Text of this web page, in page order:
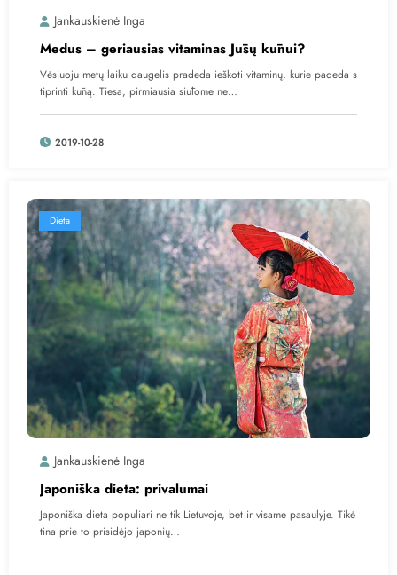
Jankauskienė Inga
Medus – geriausias vitaminas Jūsų kūnui?
Vėsiuoju metų laiku daugelis pradeda ieškoti vitaminų, kurie padeda s
tiprinti kūną. Tiesa, pirmiausia siūlome ne…
2019-10-28
Dieta
Jankauskienė Inga
Japoniška dieta: privalumai
Japoniška dieta populiari ne tik Lietuvoje, bet ir visame pasaulyje. Tikė
tina prie to prisidėjo japonių…